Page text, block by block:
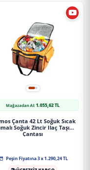
Mağazadan Al:1.055,62 TL
Çanta 42 Lt Soğuk Sıcak
Soğuk Zincir Ilaç Taşıma
Çantası
Peşin Fiyatına 3 x 1.290,24 TL